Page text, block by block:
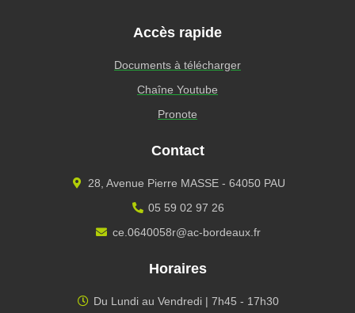
Accès rapide
Documents à télécharger
Chaîne Youtube
Pronote
Contact
28, Avenue Pierre MASSE - 64050 PAU
05 59 02 97 26
ce.0640058r@ac-bordeaux.fr
Horaires
Du Lundi au Vendredi | 7h45 - 17h30